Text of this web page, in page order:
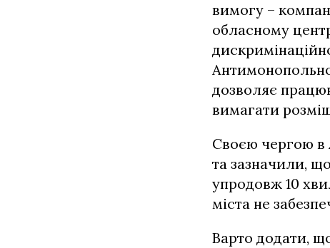
вимогу –
обласному
дозволяє
вимагати
Своєю чергою в
та зазначили,
упродовж 10
міста не
Варто додати,